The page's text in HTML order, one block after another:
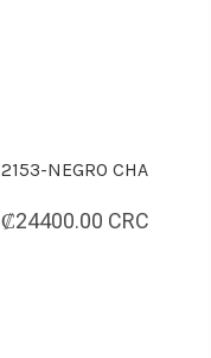
2153-NEGRO CHA
₡24400.00 CRC